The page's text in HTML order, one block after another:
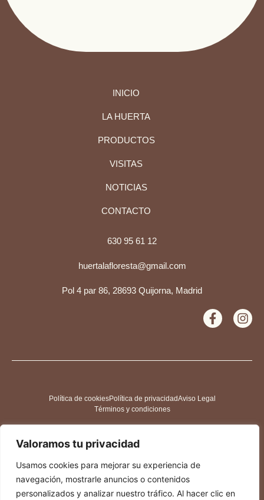
Valoramos tu privacidad
Usamos cookies para mejorar su experiencia de
navegación, mostrarle anuncios o contenidos
personalizados y analizar nuestro tráfico. Al hacer clic en
INICIO
LA HUERTA
PRODUCTOS
VISITAS
NOTICIAS
CONTACTO
630 95 61 12
huertalafloresta@gmail.com
Pol 4 par 86, 28693 Quijorna, Madrid
Política de cookiesPolítica de privacidadAviso Legal
Términos y condiciones